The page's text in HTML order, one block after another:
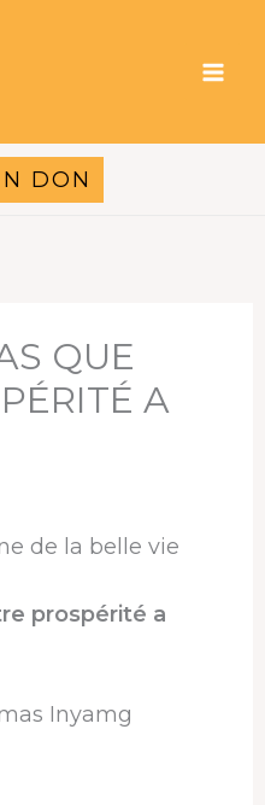
DON
QUE
A
de la belle vie
prospérité a
Inyamg